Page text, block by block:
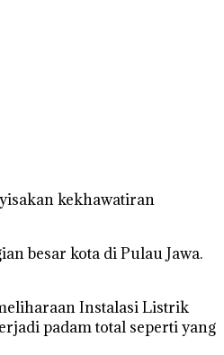
kekhawatiran
besar kota di Pulau Jawa.
Instalasi Listrik
padam total seperti yang